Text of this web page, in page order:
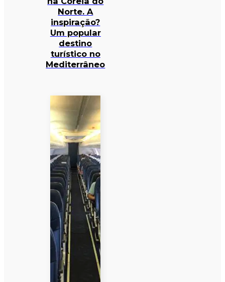
Norte. A
inspiração?
Um popular
destino
turístico no
Mediterrâneo